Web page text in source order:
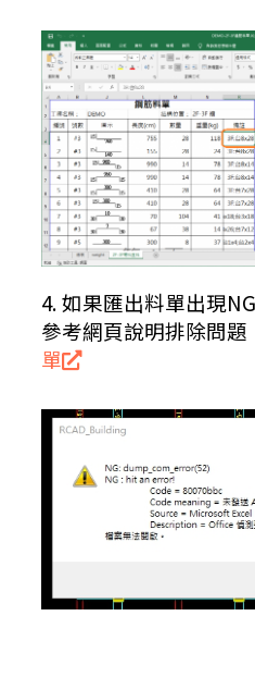
4. 如果匯出料單出現
參考網頁說明排除問題
單